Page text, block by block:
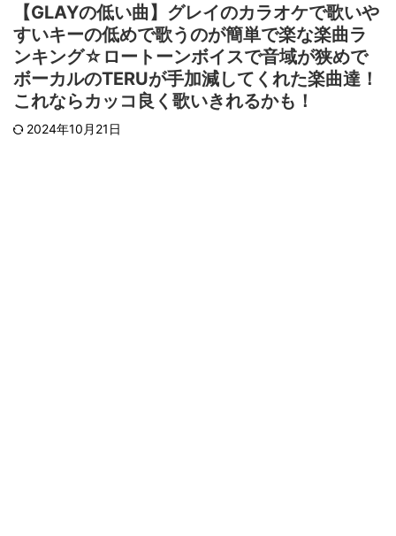
【GLAYの低い曲】グレイのカラオケで歌いや
すいキーの低めで歌うのが簡単で楽な楽曲ラ
ンキング☆ロートーンボイスで音域が狭めで
ボーカルのTERUが手加減してくれた楽曲達！
これならカッコ良く歌いきれるかも！
2024年10月21日